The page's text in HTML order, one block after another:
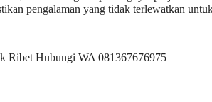
pengalaman yang tidak terlewatkan